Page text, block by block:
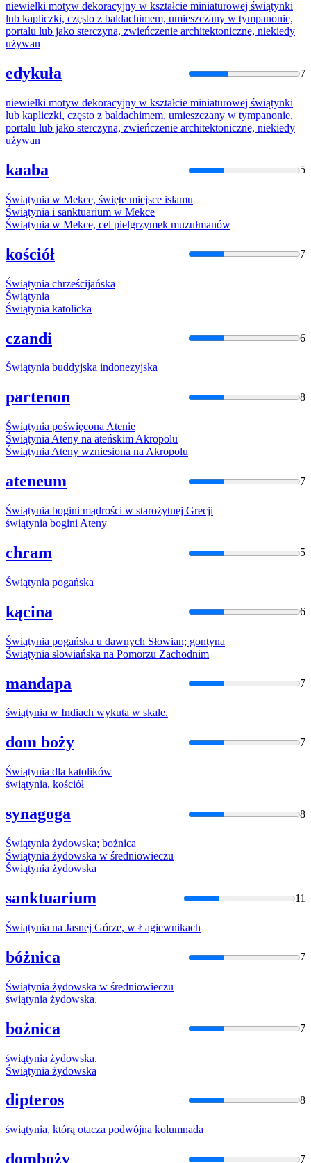
niewielki motyw dekoracyjny w kształcie miniaturowej świątynki
lub kapliczki, często z baldachimem, umieszczany w tympanonie,
portalu lub jako sterczyna, zwieńczenie architektoniczne, niekiedy
używan
edykuła 7
niewielki motyw dekoracyjny w kształcie miniaturowej świątynki
lub kapliczki, często z baldachimem, umieszczany w tympanonie,
portalu lub jako sterczyna, zwieńczenie architektoniczne, niekiedy
używan
kaaba 5
Świątynia w Mekce, święte miejsce islamu
Świątynia i sanktuarium w Mekce
Świątynia w Mekce, cel pielgrzymek muzułmanów
kościół 7
Świątynia chrześcijańska
Świątynia
Świątynia katolicka
czandi 6
Świątynia buddyjska indonezyjska
partenon 8
Świątynia poświęcona Atenie
Świątynia Ateny na ateńskim Akropolu
Świątynia Ateny wzniesiona na Akropolu
ateneum 7
Świątynia bogini mądrości w starożytnej Grecji
świątynia bogini Ateny
chram 5
Świątynia pogańska
kącina 6
Świątynia pogańska u dawnych Słowian; gontyna
Świątynia słowiańska na Pomorzu Zachodnim
mandapa 7
świątynia w Indiach wykuta w skale.
dom boży 7
Świątynia dla katolików
świątynia, kościół
synagoga 8
Świątynia żydowska; bożnica
Świątynia żydowska w średniowieczu
Świątynia żydowska
sanktuarium 11
Świątynia na Jasnej Górze, w Łagiewnikach
bóżnica 7
Świątynia żydowska w średniowieczu
świątynia żydowska.
bożnica 7
świątynia żydowska.
Świątynia żydowska
dipteros 8
świątynia, którą otacza podwójna kolumnada
domboży 7